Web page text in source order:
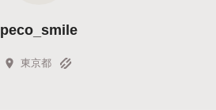
peco_smile
東京都